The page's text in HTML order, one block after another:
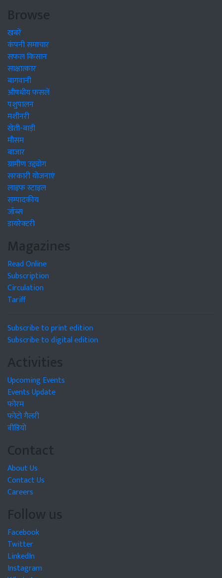
Browse
खबरें
कंपनी समाचार
सफल किसान
साक्षात्कार
बागवानी
औषधीय फसलें
पशुपालन
मशीनरी
खेती-बाड़ी
मौसम
बाजार
ग्रामीण उद्द्योग
सरकारी योजनाएं
लाइफ स्टाइल
सम्पादकीय
जॉब्स
डायरेक्टरी
Magazines
Read Online
Subscription
Circulation
Tariff
Subscribe to print edition
Subscribe to digital edition
Activities
Upcoming Events
Events Update
फोरम
फोटो गैलरी
वीडियो
Contact
About Us
Contact Us
Careers
Follow us
Facebook
Twitter
LinkedIn
Instagram